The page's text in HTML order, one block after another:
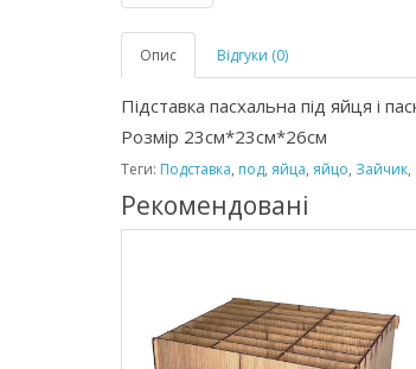
Опис Відгуки (0)
Підставка пасхальна під яйця і
Розмір 23см*23см*26см
Теги: Подставка, под, яйца, яйцо, Зайчик,
Рекомендовані